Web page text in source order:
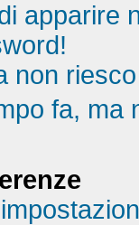
apparire
non
fa,